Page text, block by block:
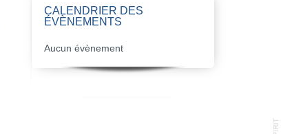
CALENDRIER DES
ÉVÈNEMENTS
Aucun évènement